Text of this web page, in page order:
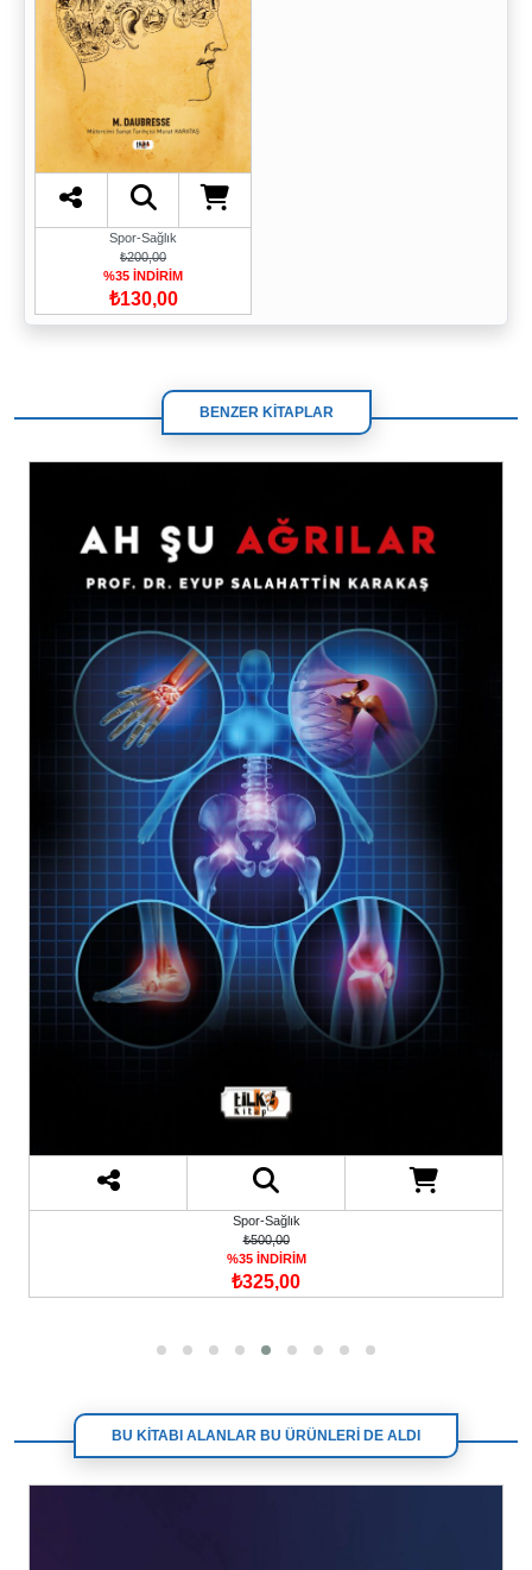
Spor-Sağlık
₺200,00
%35 İNDİRİM
₺130,00
BENZER KİTAPLAR
Spor-Sağlık
₺500,00
%35 İNDİRİM
₺325,00
BU KİTABI ALANLAR BU ÜRÜNLERİ DE ALDI